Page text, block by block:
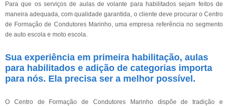
Para que os serviços de aulas de volante para habilitados sejam feitos de
maneira adequada, com qualidade garantida, o cliente deve procurar o Centro
de Formação de Condutores Marinho, uma empresa referência no segmento
de auto escola e moto escola.
Sua experiência em primeira habilitação, aulas
para habilitados e adição de categorias importa
para nós. Ela precisa ser a melhor possível.
O Centro de Formação de Condutores Marinho dispõe de tradição e